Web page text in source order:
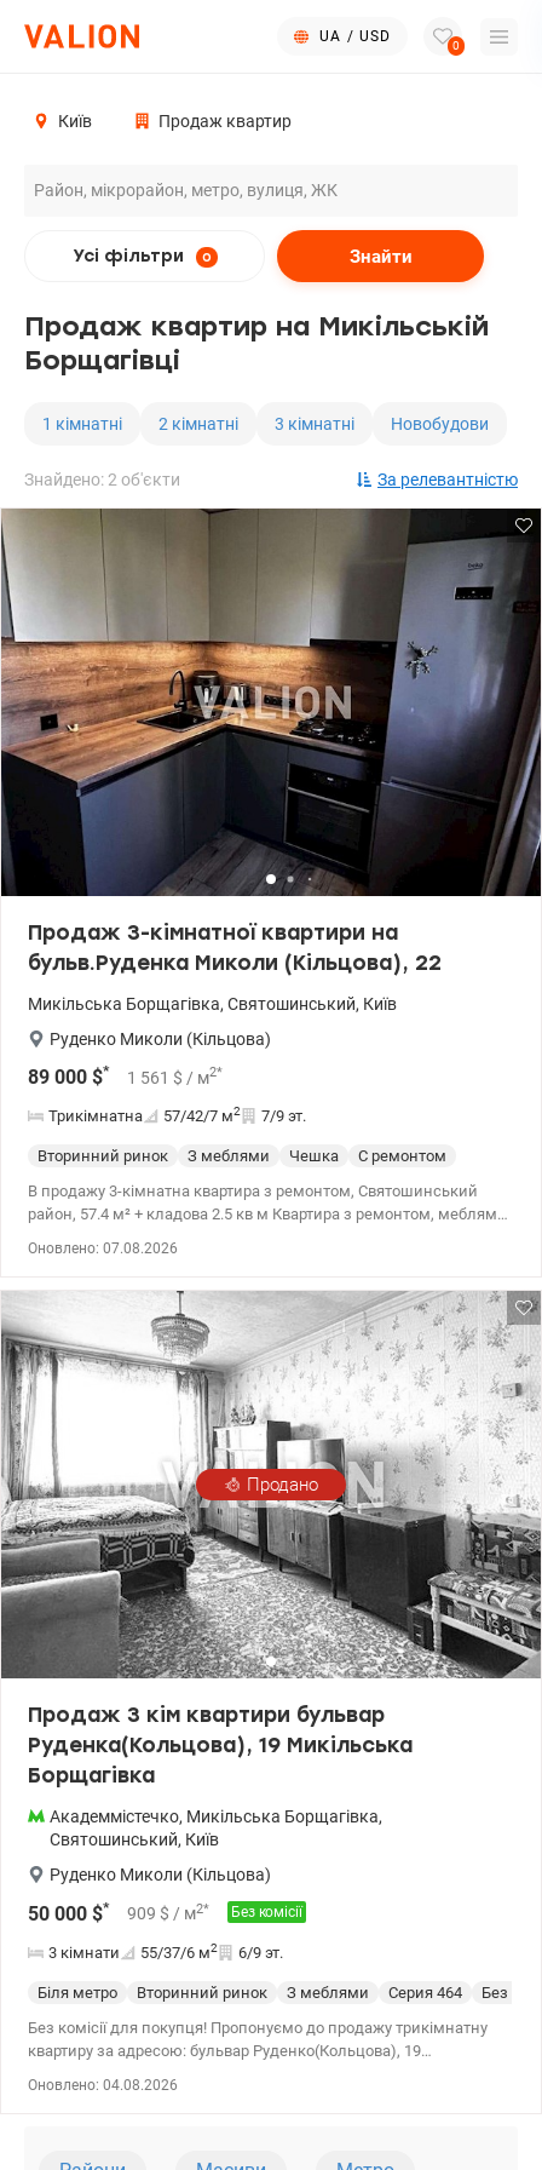
UA / USD
0
Київ Продаж квартир
Усі фільтри 0 Знайти
Продаж квартир на Микільській
Борщагівці
1 кімнатні 2 кімнатні 3 кімнатні Новобудови
Знайдено: 2 об'єкти За релевантністю
Продаж 3-кімнатної квартири на
бульв.Руденка Миколи (Кільцова), 22
Микільська Борщагівка, Святошинський, Київ
Руденко Миколи (Кільцова)
89 000 $* 1 561 $ / м2*
Трикімнатна 57/42/7 м2 7/9 эт.
Вторинний ринок З меблями Чешка
С ремонтом
В продажу 3-кімнатна квартира з ремонтом, Святошинський
район, 57.4 м² + кладова 2.5 кв м Квартира з ремонтом, меблями
трамвай, метро Житомирська ~15 хв транспортом, 3 оновлені
парки, супермаркети: Фора, Сільпо, АТБ, Траш, ТРЦ: Квітень,
Квадрат, кінотеатр Лейпциг (оновлений), Діла, Медлаб, Сінево,
приватні медзаклади дитяча поліклініка (10 хв пішки), школи та
дитячі садки. 044 200 10 80 valion.ua/1149845
Оновлено: 07.08.2026
Продано
Продаж 3 кім квартири бульвар
Руденка(Кольцова), 19 Микільська
Борщагівка
Академмістечко, Микільська Борщагівка,
Святошинський, Київ
Руденко Миколи (Кільцова)
50 000 $* 909 $ / м2* Без комісії
3 кімнати 55/37/6 м2 6/9 эт.
Біля метро Вторинний ринок З меблями Cерия 464
Без
Без комісії для покупця! Пропонуємо до продажу трикімнатну
квартиру за адресою: бульвар Руденко(Кольцова), 19
гарну звуко та теплоізоляцію. Майбутнім покупцям
Оновлено: 04.08.2026